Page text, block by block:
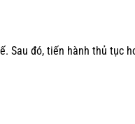
Sau đó, tiến hành thủ